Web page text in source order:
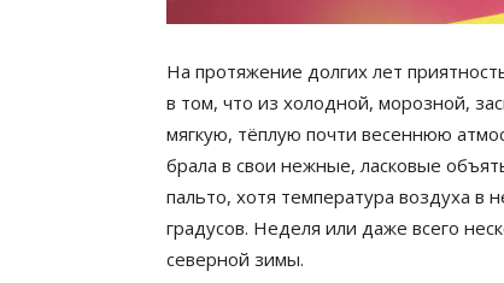
На протяжение долгих лет
в том, что из холодной, морозной,
мягкую, тёплую почти весеннюю
брала в свои нежные, ласковые
пальто, хотя температура воздуха
градусов. Неделя или даже всего
северной зимы.